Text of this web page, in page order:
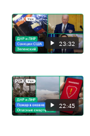
23:32
22:45